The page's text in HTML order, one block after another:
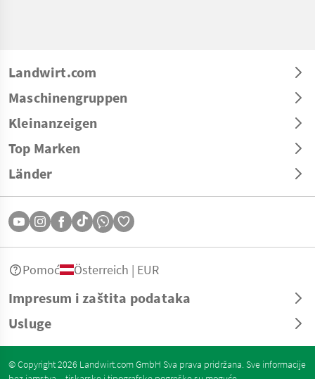
Landwirt.com
Maschinengruppen
Kleinanzeigen
Top Marken
Länder
Impresum i zaštita podataka
Usluge
Pomoć Österreich | EUR
© Copyright 2026 Landwirt.com GmbH Sva prava pridržana. Sve informacije